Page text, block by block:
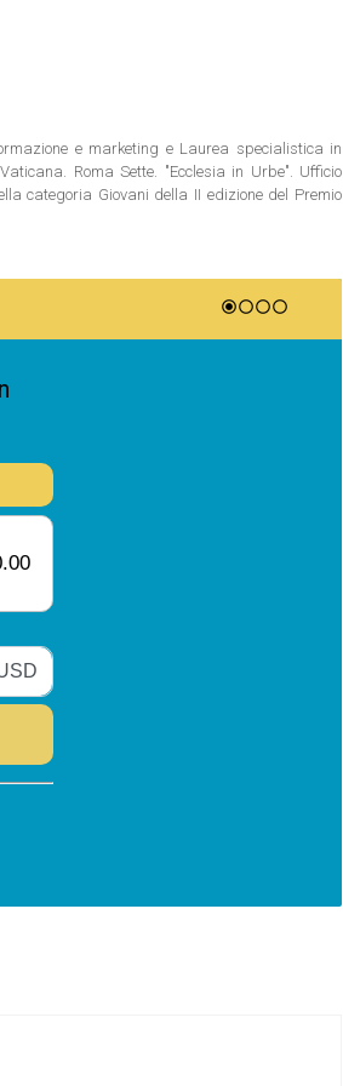
e marketing e Laurea specialistica in
Roma Sette. "Ecclesia in Urbe". Ufficio
categoria Giovani della II edizione del Premio